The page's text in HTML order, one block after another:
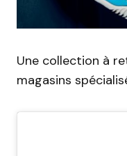
Une collection à
magasins